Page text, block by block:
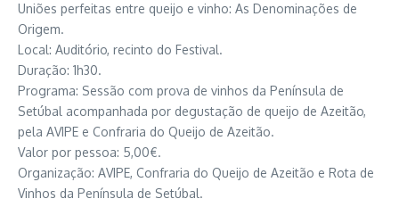
Uniões perfeitas entre queijo e vinho: As Denominações de
Origem.
Local: Auditório, recinto do Festival.
Duração: 1h30.
Programa: Sessão com prova de vinhos da Península de
Setúbal acompanhada por degustação de queijo de Azeitão,
pela AVIPE e Confraria do Queijo de Azeitão.
Valor por pessoa: 5,00€.
Organização: AVIPE, Confraria do Queijo de Azeitão e Rota de
Vinhos da Península de Setúbal.